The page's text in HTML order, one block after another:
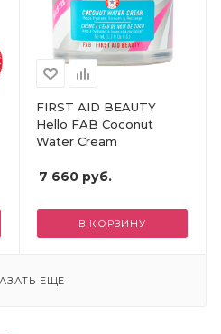
FIRST AID BEAUTY
Hello FAB Coconut
Water Cream
7 660руб.
В КОРЗИНУ
ЕЩЕ